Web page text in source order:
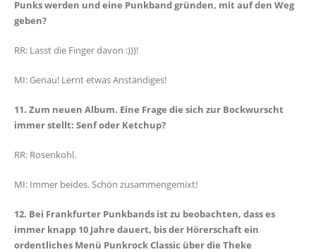
Punks werden und eine Punkband gründen, mit auf den Weg
geben?
RR: Lasst die Finger davon :)))!
MI: Genau! Lernt etwas Anständiges!
11. Zum neuen Album. Eine Frage die sich zur Bockwurscht
immer stellt: Senf oder Ketchup?
RR: Rosenkohl.
MI: Immer beides. Schön zusammengemixt!
12. Bei Frankfurter Punkbands ist zu beobachten, dass es
immer knapp 10 Jahre dauert, bis der Hörerschaft ein
ordentliches Menü Punkrock Classic über die Theke